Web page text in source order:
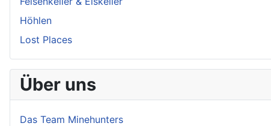
Höhlen
Lost Places
Über uns
Das Team Minehunters